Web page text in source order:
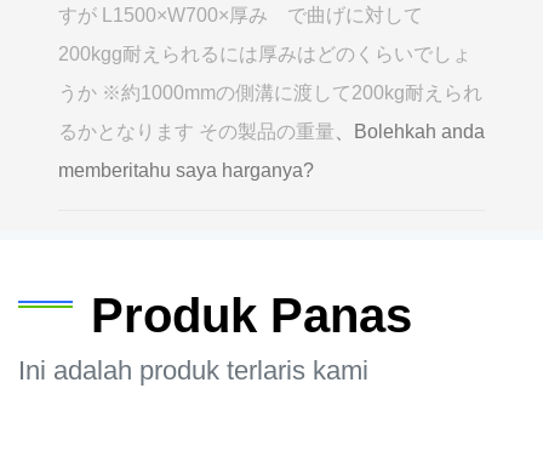
すが L1500×W700×厚み で曲げに対して
200kgg耐えられるには厚みはどのくらいでしょ
うか ※約1000mmの側溝に渡して200kg耐えられ
るかとなります その製品の重量 、Bolehkah anda
memberitahu saya harganya?
Produk Panas
Ini adalah produk terlaris kami